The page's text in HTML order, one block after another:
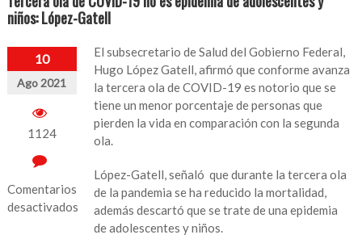
niños: López-Gatell
10
Ago 2021
1124
Comentarios
desactivados
El subsecretario de Salud del Gobierno Federal,
Hugo López Gatell, afirmó que conforme avanza
la tercera ola de COVID-19 es notorio que se
tiene un menor porcentaje de personas que
pierden la vida en comparación con la segunda
ola.
López-Gatell, señaló que durante la tercera ola
de la pandemia se ha reducido la mortalidad,
además descartó que se trate de una epidemia
de adolescentes y niños.